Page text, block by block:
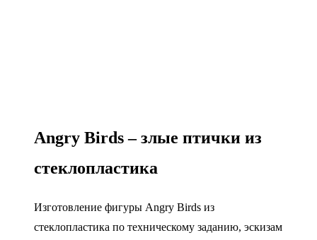
Angry Birds – злые птички из
стеклопластика
Изготовление фигуры Angry Birds из
стеклопластика по техническому заданию, эскизам